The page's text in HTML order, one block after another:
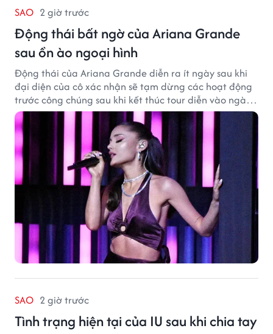
SAO 2 giờ trước
Động thái bất ngờ của Ariana Grande
sau ồn ào ngoại hình
Động thái của Ariana Grande diễn ra ít ngày sau khi
đại diện của cô xác nhận sẽ tạm dừng các hoạt động
trước công chúng sau khi kết thúc tour diễn vào ngày
1/9.
SAO 2 giờ trước
Tình trạng hiện tại của IU sau khi chia tay